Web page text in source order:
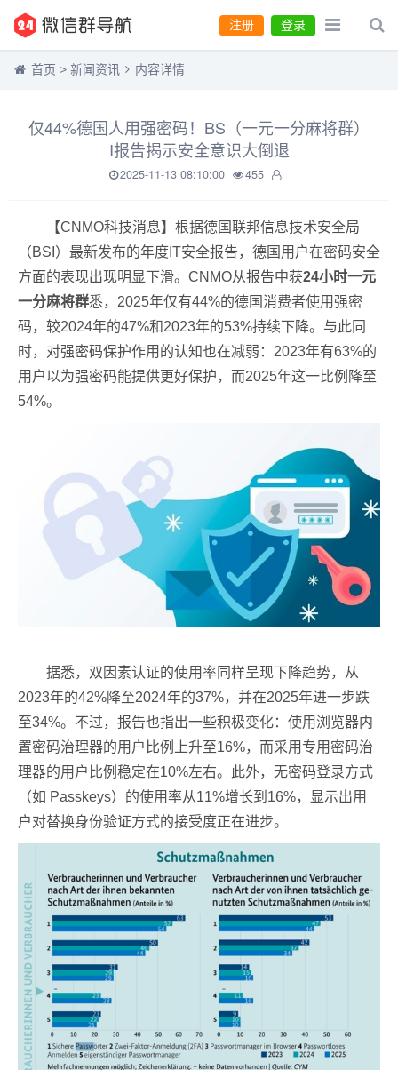
登录
注册
首页 > 新闻资讯 内容详情
仅44%德国人用强密码！BS（一元一分麻将群）
I报告揭示安全意识大倒退
2025-11-13 08:10:00 455
【CNMO科技消息】根据德国联邦信息技术安全局
（BSI）最新发布的年度IT安全报告，德国用户在密码安全
方面的表现出现明显下滑。CNMO从报告中获24小时一元
一分麻将群悉，2025年仅有44%的德国消费者使用强密
码，较2024年的47%和2023年的53%持续下降。与此同
时，对强密码保护作用的认知也在减弱：2023年有63%的
用户以为强密码能提供更好保护，而2025年这一比例降至
54%。
据悉，双因素认证的使用率同样呈现下降趋势，从
2023年的42%降至2024年的37%，并在2025年进一步跌
至34%。不过，报告也指出一些积极变化：使用浏览器内
置密码治理器的用户比例上升至16%，而采用专用密码治
理器的用户比例稳定在10%左右。此外，无密码登录方式
（如 Passkeys）的使用率从11%增长到16%，显示出用
户对替换身份验证方式的接受度正在进步。